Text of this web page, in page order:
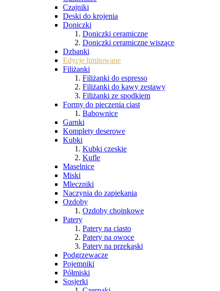
Czajniki
Deski do krojenia
Doniczki
Doniczki ceramiczne
Doniczki ceramiczne wiszące
Dzbanki
Edycje limitowane
Filiżanki
Filiżanki do espresso
Filiżanki do kawy zestawy
Filiżanki ze spodkiem
Formy do pieczenia ciast
Babownice
Garnki
Komplety deserowe
Kubki
Kubki czeskie
Kufle
Maselnice
Miski
Mleczniki
Naczynia do zapiekania
Ozdoby
Ozdoby choinkowe
Patery
Patery na ciasto
Patery na owoce
Patery na przekąski
Podgrzewacze
Pojemniki
Półmiski
Sosjerki